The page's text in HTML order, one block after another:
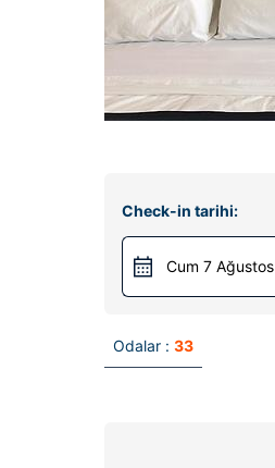
Check-in tarihi:
Cum 7 Ağustos
Odalar : 33